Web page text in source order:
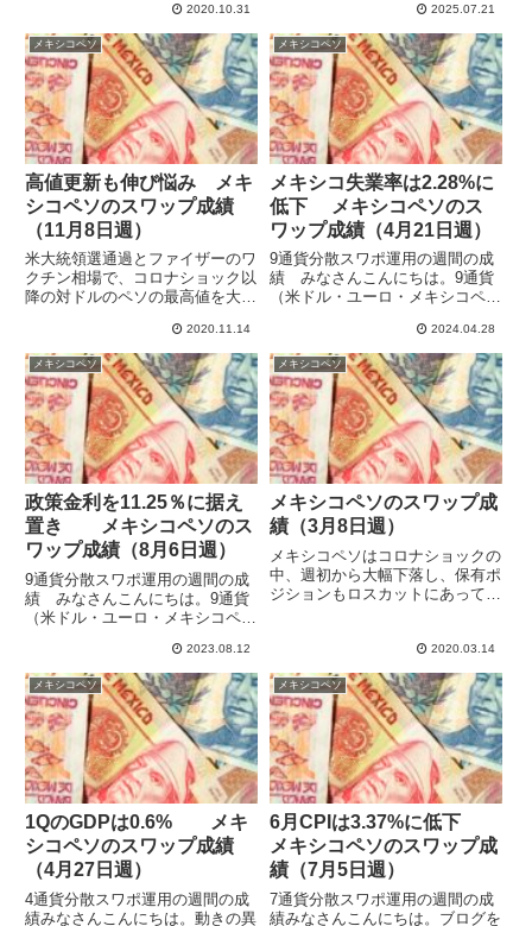
ロナショック後のドル最安値（ペ
ソ最高値）を26日にほんのわず
か更新しましたが、残念ながらそ
の後戻...
2020.10.31
プポイント運用をしています。
2024年を通してほぼ10通貨で運
用していたものを徐々に規模縮小
して、4通貨（メキシコペソ・...
2025.07.21
メキシコペソ
高値更新も伸び悩み メキ
シコペソのスワップ成績
（11月8日週）
米大統領選通過とファイザーのワ
クチン相場で、コロナショック以
降の対ドルのペソの最高値を大き
まいました。結局11月8日週の米
ドル/メキシコペソは -0.18
(-0.87%) のドル安・ペソ高とな
り、20.41で...
2020.11.14
メキシコペソ
メキシコ失業率は2.28%に
低下 メキシコペソのス
ワップ成績（4月21日週）
9通貨分散スワポ運用の週間の成
績 みなさんこんにちは。9通貨
（米ドル・ユーロ・メキシコペ
ル・インドルピー・ポーランドズ
ロチ・チェココルナ・ハンガリー
フォリント）でスワップポイント
運用をしています。ハイレバで高
収益...
2024.04.28
メキシコペソ
政策金利を11.25％に据え
置き メキシコペソのス
ワップ成績（8月6日週）
9通貨分散スワポ運用の週間の成
績 みなさんこんにちは。9通貨
（米ドル・ユーロ・メキシコペ
ル・インドルピー・ポーランドズ
ロチ・チェココルナ・ハンガリー
フォリント）でスワップポイント
運用をしています。ハイレバで高
収益...
2023.08.12
メキシコペソ
メキシコペソのスワップ成
績（3月8日週）
メキシコペソはコロナショックの
中、週初から大幅下落し、保有ポ
ジションもロスカットにあってし
カットにあった価格より安いとこ
ろでポジションを取り直せれば回
復できると考えています。...
2020.03.14
メキシコペソ
1QのGDPは0.6% メキ
シコペソのスワップ成績
（4月27日週）
4通貨分散スワポ運用の週間の成
績みなさんこんにちは。動きの異
メキシコペソ
6月CPIは3.37%に低下
メキシコペソのスワップ成
績（7月5日週）
7通貨分散スワポ運用の週間の成
績みなさんこんにちは。ブログを